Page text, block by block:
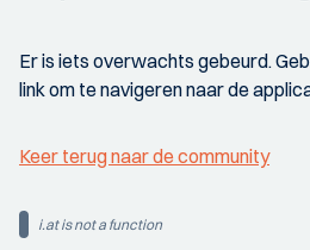
Er is iets overwachts gebeurd.
link om te navigeren naar de
Keer terug naar de community
i.at is not a function